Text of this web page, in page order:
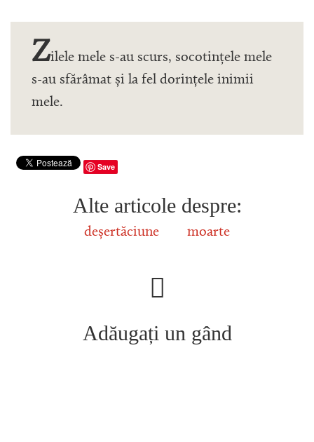
Zilele mele s-au scurs, socotințele mele
s-au sfărâmat și la fel dorințele inimii
mele.
Save
Alte articole despre:
deșertăciune moarte
Adăugați un gând